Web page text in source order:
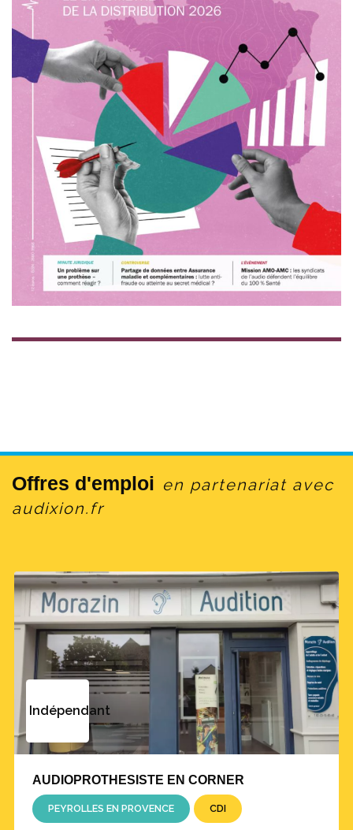
Offres d'emploi en partenariat avec
audixion.fr
Indépendant
AUDIOPROTHESISTE EN CORNER
PEYROLLES EN PROVENCE CDI